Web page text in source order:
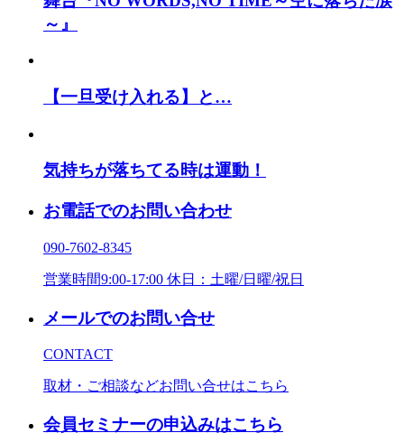
～』
【一旦受け入れる】と…
気持ちが落ちてる時は運動！
お電話でのお問い合わせ
090-7602-8345
営業時間9:00-17:00 休日：土曜/日曜/祝日
メールでのお問い合せ
CONTACT
取材・ご相談などお問い合せはこちら
会員セミナーの申込みはこちら